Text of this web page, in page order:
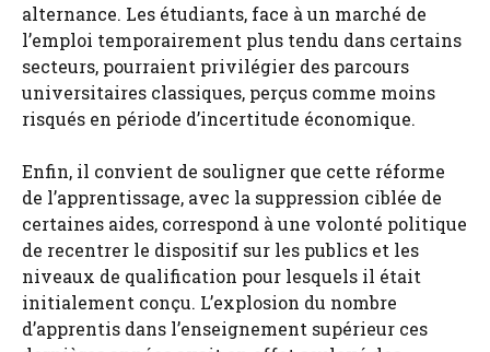
alternance. Les étudiants, face à un marché de
l’emploi temporairement plus tendu dans certains
secteurs, pourraient privilégier des parcours
universitaires classiques, perçus comme moins
risqués en période d’incertitude économique.
Enfin, il convient de souligner que cette réforme
de l’apprentissage, avec la suppression ciblée de
certaines aides, correspond à une volonté politique
de recentrer le dispositif sur les publics et les
niveaux de qualification pour lesquels il était
initialement conçu. L’explosion du nombre
d’apprentis dans l’enseignement supérieur ces